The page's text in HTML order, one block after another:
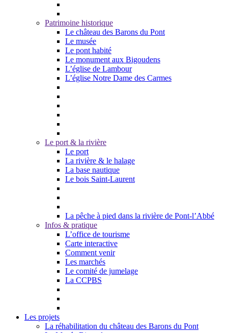
Patrimoine historique
Le château des Barons du Pont
Le musée
Le pont habité
Le monument aux Bigoudens
L’église de Lambour
L’église Notre Dame des Carmes
Le port & la rivière
Le port
La rivière & le halage
La base nautique
Le bois Saint-Laurent
La pêche à pied dans la rivière de Pont-l’Abbé
Infos & pratique
L’office de tourisme
Carte interactive
Comment venir
Les marchés
Le comité de jumelage
La CCPBS
Les projets
La réhabilitation du château des Barons du Pont